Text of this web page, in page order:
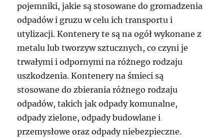
pojemniki, jakie są stosowane do gromadzenia
odpadów i gruzu w celu ich transportu i
utylizacji. Kontenery te są na ogół wykonane z
metalu lub tworzyw sztucznych, co czyni je
trwałymi i odpornymi na różnego rodzaju
uszkodzenia. Kontenery na śmieci są
stosowane do zbierania różnego rodzaju
odpadów, takich jak odpady komunalne,
odpady zielone, odpady budowlane i
przemysłowe oraz odpady niebezpieczne.